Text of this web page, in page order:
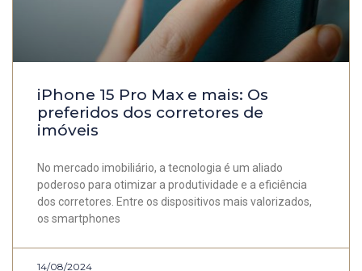
iPhone 15 Pro Max e mais: Os
preferidos dos corretores de
imóveis
No mercado imobiliário, a tecnologia é um aliado
poderoso para otimizar a produtividade e a eficiência
dos corretores. Entre os dispositivos mais valorizados,
os smartphones
14/08/2024